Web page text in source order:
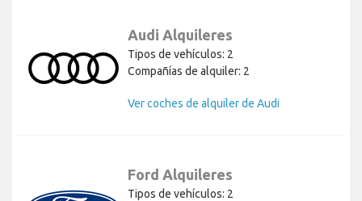
Audi Alquileres
Tipos de vehículos: 2
Compañías de alquiler: 2
Ver coches de alquiler de Audi
Ford Alquileres
Tipos de vehículos: 2